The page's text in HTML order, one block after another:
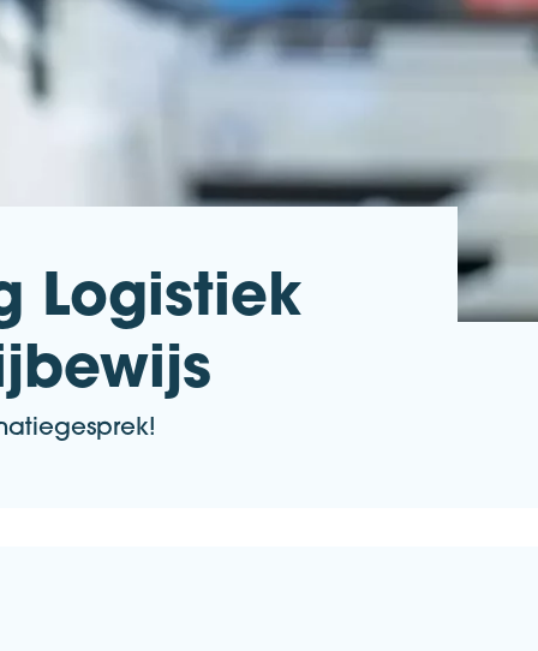
Logistiek